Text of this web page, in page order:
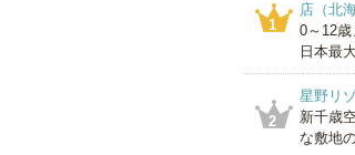
1
店（北海
0～12歳
日本最
2
星野リ
新千歳
な敷地